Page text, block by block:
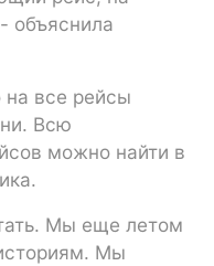
объяснила
на все рейсы
Всю
можно найти в
Мы еще летом
Мы